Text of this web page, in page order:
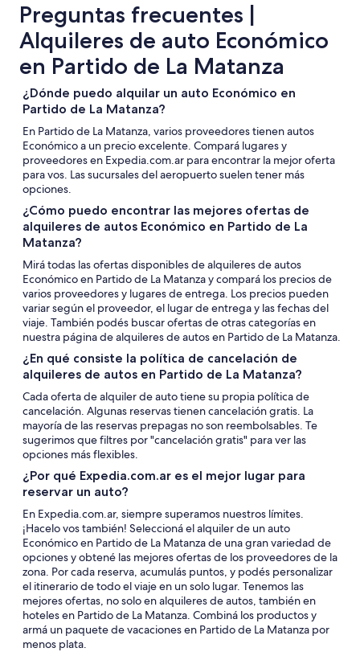
Preguntas frecuentes |
Alquileres de auto Económico
en Partido de La Matanza
¿Dónde puedo alquilar un auto Económico en
Partido de La Matanza?
En Partido de La Matanza, varios proveedores tienen autos
Económico a un precio excelente. Compará lugares y
proveedores en Expedia.com.ar para encontrar la mejor oferta
para vos. Las sucursales del aeropuerto suelen tener más
opciones.
¿Cómo puedo encontrar las mejores ofertas de
alquileres de autos Económico en Partido de La
Matanza?
Mirá todas las ofertas disponibles de alquileres de autos
Económico en Partido de La Matanza y compará los precios de
varios proveedores y lugares de entrega. Los precios pueden
variar según el proveedor, el lugar de entrega y las fechas del
viaje. También podés buscar ofertas de otras categorías en
nuestra página de alquileres de autos en Partido de La Matanza.
¿En qué consiste la política de cancelación de
alquileres de autos en Partido de La Matanza?
Cada oferta de alquiler de auto tiene su propia política de
cancelación. Algunas reservas tienen cancelación gratis. La
mayoría de las reservas prepagas no son reembolsables. Te
sugerimos que filtres por "cancelación gratis" para ver las
opciones más flexibles.
¿Por qué Expedia.com.ar es el mejor lugar para
reservar un auto?
En Expedia.com.ar, siempre superamos nuestros límites.
¡Hacelo vos también! Seleccioná el alquiler de un auto
Económico en Partido de La Matanza de una gran variedad de
opciones y obtené las mejores ofertas de los proveedores de la
zona. Por cada reserva, acumulás puntos, y podés personalizar
el itinerario de todo el viaje en un solo lugar. Tenemos las
mejores ofertas, no solo en alquileres de autos, también en
hoteles en Partido de La Matanza. Combiná los productos y
armá un paquete de vacaciones en Partido de La Matanza por
menos plata.